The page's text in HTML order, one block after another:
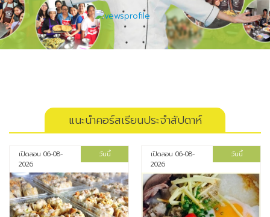
แนะนำคอร์สเรียนประจำสัปดาห์
เปิดสอน 06-08-
2026
วันนี้
เปิดสอน 06-08-
2026
วันนี้